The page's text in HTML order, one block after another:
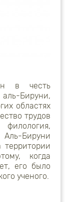
в честь
Бируни,
областях
трудов
Бируни
когда
его было
ученого.